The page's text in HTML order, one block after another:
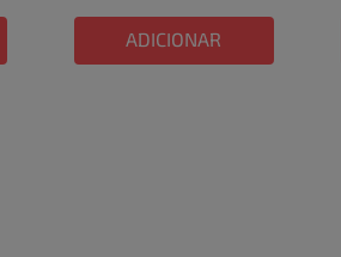
Alegria Refil 250ml
ADICIONAR